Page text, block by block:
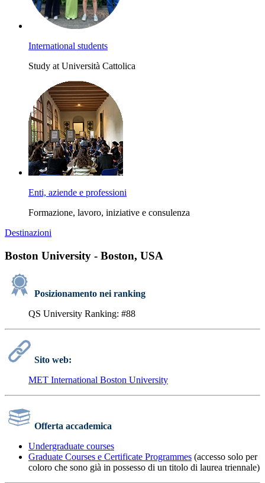
International students
Study at Università Cattolica
Enti, aziende e professioni
Formazione, lavoro, iniziative e consulenza
Destinazioni
Boston University - Boston, USA
Posizionamento nei ranking
QS University Ranking: #88
Sito web:
MET International Boston University
Offerta accademica
Undergraduate courses
Graduate Courses e Certificate Programmes (accesso solo per
coloro che sono già in possesso di un titolo di laurea triennale)